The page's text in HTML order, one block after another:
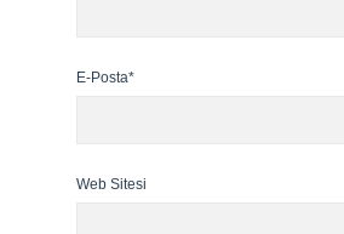
E-Posta*
Web Sitesi